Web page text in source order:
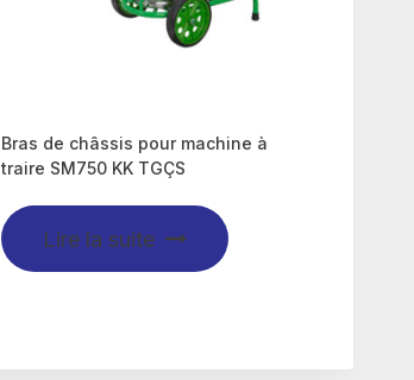
Bras de châssis pour machine à
traire SM750 KK TGÇS
Lire la suite